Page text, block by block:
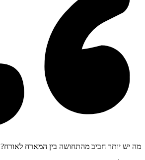
מה יש יותר חביב מהתחושה בין המארח לאורח?